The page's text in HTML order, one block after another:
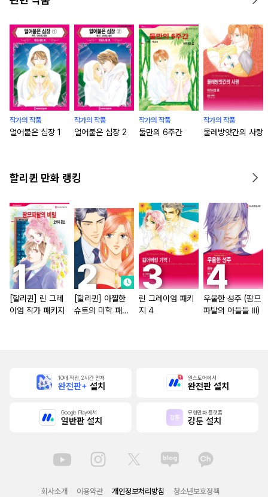
작가의 작품
얼어붙은 심장 1
작가의 작품
얼어붙은 심장 2
작가의 작품
둘만의 6주간
작가의 작품
물레방앗간의 사랑
할리퀸 만화 랭킹
[할리퀸] 린 그레
이엄 작가 패키지
[할리퀸] 아찔한
슈트의 미학 패키
린 그레이엄 패키
지 4
우울한 성주 (팜므
파탈의 아들들 Ⅲ)
10배 적립, 2시간 먼저
완전판+ 설치
원스토어에서
완전판 설치
Google Play에서
일반판 설치
무협만화 플랫폼
강툰 설치
회사소개 이용약관 개인정보처리방침 청소년보호정책